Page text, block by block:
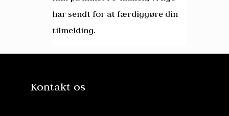
har sendt for at færdiggøre din
tilmelding.
Kontakt os